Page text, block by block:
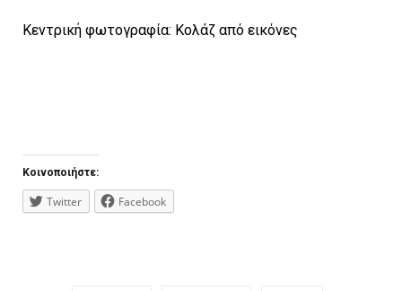
Kεντρική φωτογραφία: Koλάζ από εικόνες
Κοινοποιήστε:
Twitter Facebook